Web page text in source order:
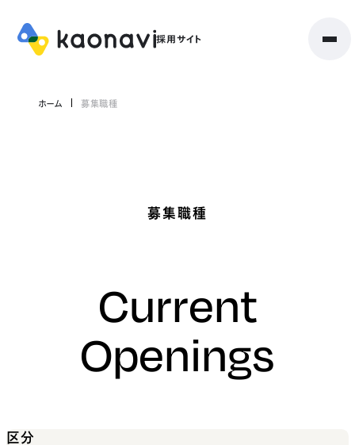
ホーム 募集職種
募集職種
Current
Openings
区分